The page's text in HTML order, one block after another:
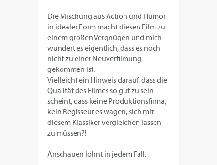
Die Mischung aus Action und Humor
in idealer Form macht diesen Film zu
einem großen Vergnügen und mich
wundert es eigentlich, dass es noch
nicht zu einer Neuverfilmung
gekommen ist.
Vielleicht ein Hinweis darauf, dass die
Qualität des Filmes so gut zu sein
scheint, dass keine Produktionsfirma,
kein Regisseur es wagen, sich mit
diesem Klassiker vergleichen lassen
zu müssen?!
Anschauen lohnt in jedem Fall.